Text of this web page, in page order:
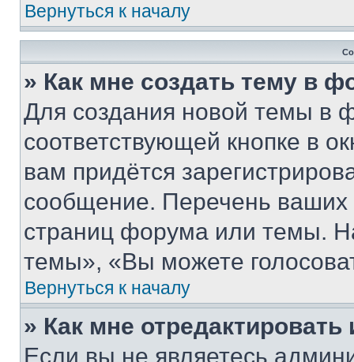
Вернуться к началу
» Как мне создать тему в
Для создания новой темы в
соответствующей кнопке в
вам придётся
сообщение. Перечень ваших
страниц форума или темы.
темы», «Вы можете
Вернуться к началу
» Как мне
Если вы не являетесь